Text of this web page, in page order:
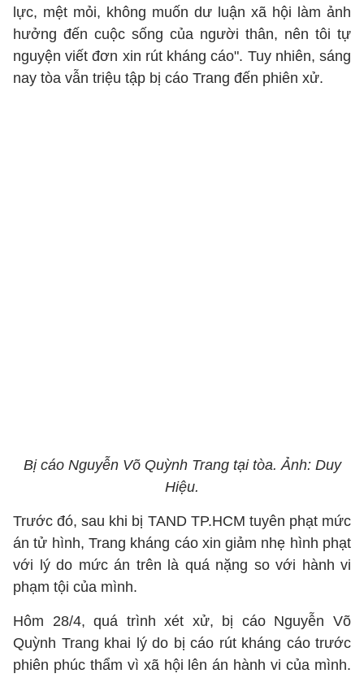
lực, mệt mỏi, không muốn dư luận xã hội làm ảnh
hưởng đến cuộc sống của người thân, nên tôi tự
nguyện viết đơn xin rút kháng cáo". Tuy nhiên, sáng
nay tòa vẫn triệu tập bị cáo Trang đến phiên xử.
Bị cáo Nguyễn Võ Quỳnh Trang tại tòa. Ảnh: Duy
Hiệu.
Trước đó, sau khi bị TAND TP.HCM tuyên phạt mức
án tử hình, Trang kháng cáo xin giảm nhẹ hình phạt
với lý do mức án trên là quá nặng so với hành vi
phạm tội của mình.
Hôm 28/4, quá trình xét xử, bị cáo Nguyễn Võ
Quỳnh Trang khai lý do bị cáo rút kháng cáo trước
phiên phúc thẩm vì xã hội lên án hành vi của mình.